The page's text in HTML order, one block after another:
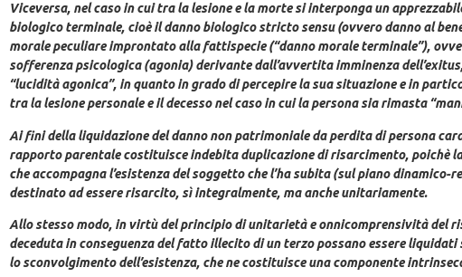
Viceversa, nel caso in cui tra la lesione e la morte si interponga un
biologico terminale, cioè il danno biologico stricto sensu (ovvero danno al
morale peculiare improntato alla fattispecie (“danno morale terminale”),
sofferenza psicologica (agonia) derivante dall’avvertita imminenza
“lucidità agonica”, in quanto in grado di percepire la sua situazione e in
tra la lesione personale e il decesso nel caso in cui la persona sia rimasta
Ai fini della liquidazione del danno non patrimoniale da perdita di persona
rapporto parentale costituisce indebita duplicazione di risarcimento, poichè
che accompagna l’esistenza del soggetto che l’ha subita (sul piano
destinato ad essere risarcito, sì integralmente, ma anche unitariamente.
Allo stesso modo, in virtù del principio di unitarietà e onnicomprensività del
deceduta in conseguenza del fatto illecito di un terzo possano essere
lo sconvolgimento dell’esistenza, che ne costituisce una componente